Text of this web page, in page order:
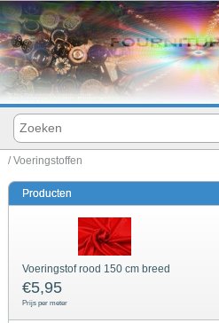
/ Voeringstoffen
Producten
Voeringstof rood 150 cm breed
€5,95
Prijs per meter